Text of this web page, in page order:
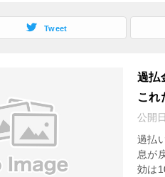
Tweet
過払
これ
公開
過払
息が
効は